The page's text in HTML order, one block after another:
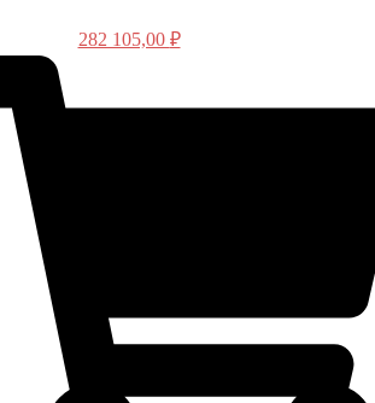
282 105,00 ₽